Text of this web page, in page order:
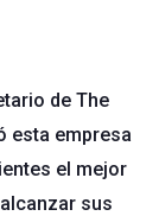
antes de
el riesgo
son más
para
de The
esta empresa
el mejor
sus